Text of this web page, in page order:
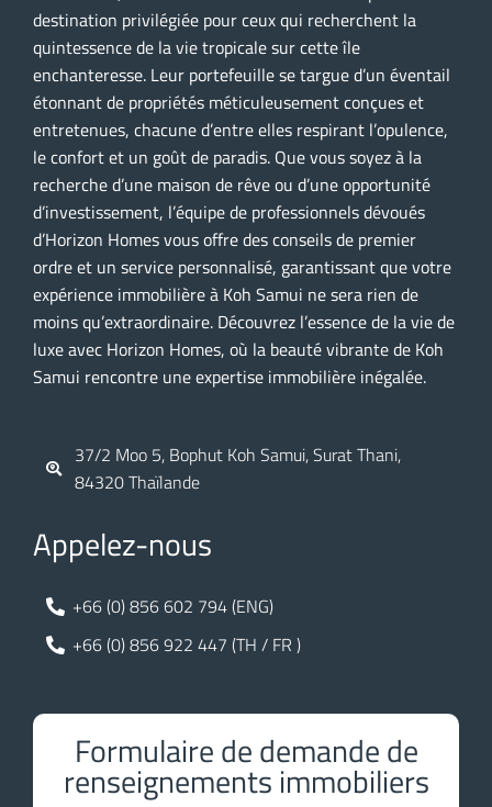
destination privilégiée pour ceux qui recherchent la
quintessence de la vie tropicale sur cette île
enchanteresse. Leur portefeuille se targue d’un éventail
étonnant de propriétés méticuleusement conçues et
entretenues, chacune d’entre elles respirant l’opulence,
le confort et un goût de paradis. Que vous soyez à la
recherche d’une maison de rêve ou d’une opportunité
d’investissement, l’équipe de professionnels dévoués
d’Horizon Homes vous offre des conseils de premier
ordre et un service personnalisé, garantissant que votre
expérience immobilière à Koh Samui ne sera rien de
moins qu’extraordinaire. Découvrez l’essence de la vie de
luxe avec Horizon Homes, où la beauté vibrante de Koh
Samui rencontre une expertise immobilière inégalée.
37/2 Moo 5, Bophut Koh Samui, Surat Thani,
84320 Thaïlande
Appelez-nous
+66 (0) 856 602 794 (ENG)
+66 (0) 856 922 447 (TH / FR )
Formulaire de demande de
renseignements immobiliers